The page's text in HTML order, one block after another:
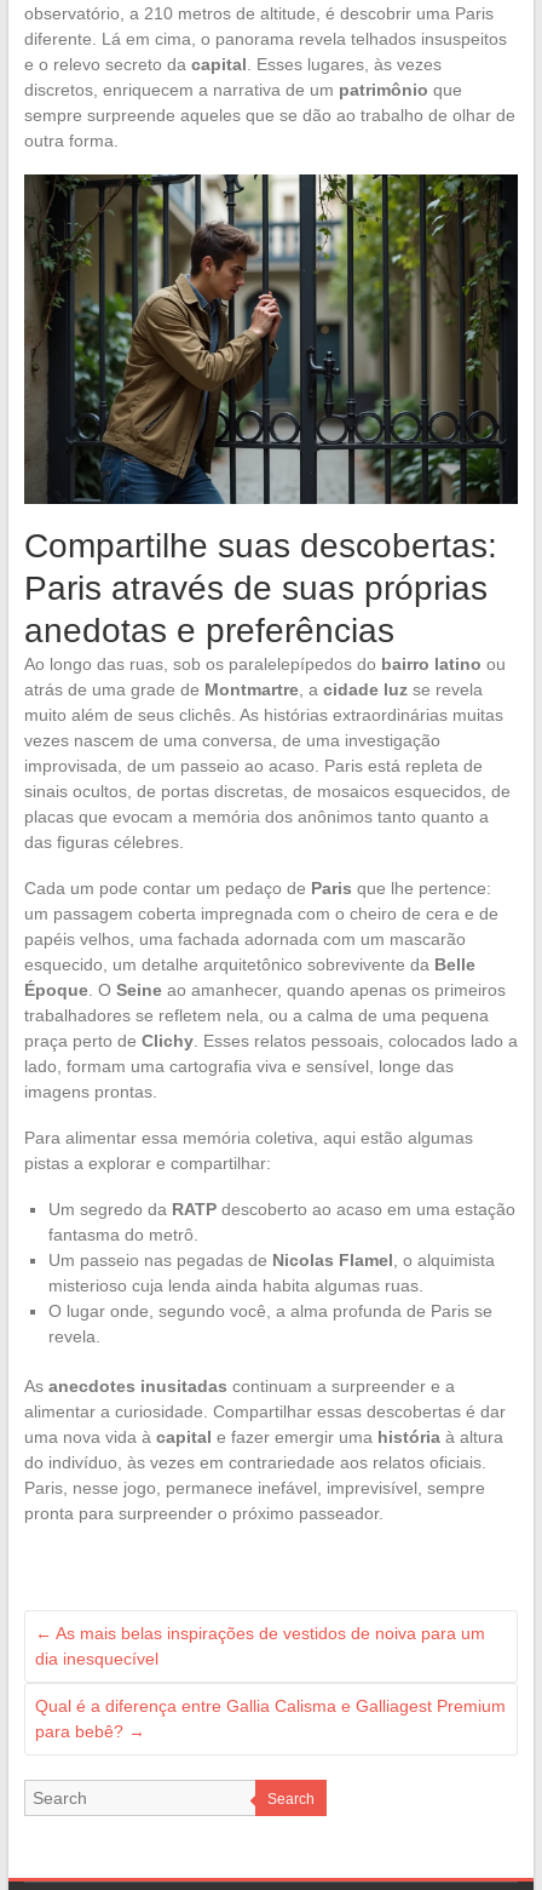
observatório, a 210 metros de altitude, é descobrir uma Paris
diferente. Lá em cima, o panorama revela telhados insuspeitos
e o relevo secreto da capital . Esses lugares, às vezes
discretos, enriquecem a narrativa de um patrimônio que
sempre surpreende aqueles que se dão ao trabalho de olhar de
outra forma.
Compartilhe suas descobertas:
Paris através de suas próprias
anedotas e preferências
Ao longo das ruas, sob os paralelepípedos do bairro latino ou
atrás de uma grade de Montmartre, a cidade luzse revela
muito além de seus clichês. As histórias extraordinárias muitas
vezes nascem de uma conversa, de uma investigação
improvisada, de um passeio ao acaso. Paris está repleta de
sinais ocultos, de portas discretas, de mosaicos esquecidos, de
placas que evocam a memória dos anônimos tanto quanto a
das figuras célebres.
Cada um pode contar um pedaço de Paris que lhe pertence:
um passagem coberta impregnada com o cheiro de cera e de
papéis velhos, uma fachada adornada com um mascarão
esquecido, um detalhe arquitetônico sobrevivente da Belle
Époque. O Seineao amanhecer, quando apenas os primeiros
trabalhadores se refletem nela, ou a calma de uma pequena
praça perto de Clichy. Esses relatos pessoais, colocados lado a
lado, formam uma cartografia viva e sensível, longe das
imagens prontas.
Para alimentar essa memória coletiva, aqui estão algumas
pistas a explorar e compartilhar:
Um segredo da RATPdescoberto ao acaso em uma estação
fantasma do metrô.
Um passeio nas pegadas de Nicolas Flamel , o alquimista
misterioso cuja lenda ainda habita algumas ruas.
O lugar onde, segundo você, a alma profunda de Paris se
revela.
As anecdotes inusitadas continuam a surpreender e a
alimentar a curiosidade. Compartilhar essas descobertas é dar
uma nova vida à capital e fazer emergir uma históriaà altura
do indivíduo, às vezes em contrariedade aos relatos oficiais.
Paris, nesse jogo, permanece inefável, imprevisível, sempre
pronta para surpreender o próximo passeador.
← As mais belas inspirações de vestidos de noiva para um
dia inesquecível
Qual é a diferença entre Gallia Calisma e Galliagest Premium
para bebê? →
Search